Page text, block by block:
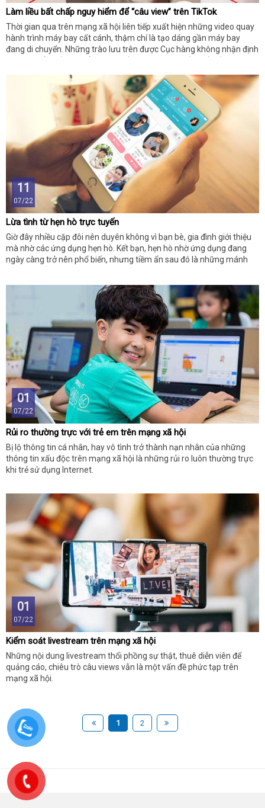
Làm liều bất chấp nguy hiểm để “câu view” trên TikTok
Thời gian qua trên mạng xã hội liên tiếp xuất hiện những video quay
hành trình máy bay cất cánh, thậm chí là tạo dáng gần máy bay
đang di chuyển. Những trào lưu trên được Cục hàng không nhận định
11
07/22
Lừa tình từ hẹn hò trực tuyến
Giờ đây nhiều cặp đôi nên duyên không vì bạn bè, gia đình giới thiệu
mà nhờ các ứng dụng hẹn hò. Kết bạn, hẹn hò nhờ ứng dụng đang
ngày càng trở nên phổ biến, nhưng tiềm ẩn sau đó là những mánh
01
07/22
Rủi ro thường trực với trẻ em trên mạng xã hội
Bị lộ thông tin cá nhân, hay vô tình trở thành nạn nhân của những
thông tin xấu độc trên mạng xã hội là những rủi ro luôn thường trực
khi trẻ sử dụng Internet.
01
07/22
Kiểm soát livestream trên mạng xã hội
Những nội dung livestream thổi phồng sự thật, thuê diễn viên để
quảng cáo, chiêu trò câu views vẫn là một vấn đề phức tạp trên
mạng xã hội.
1 2